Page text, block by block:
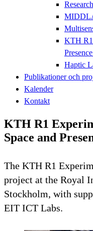
KTH R1
Haptic
Publikationer och
Kalender
Kontakt
KTH R1
Space and
The KTH R1
project at the Royal
Stockholm, with
EIT ICT Labs.